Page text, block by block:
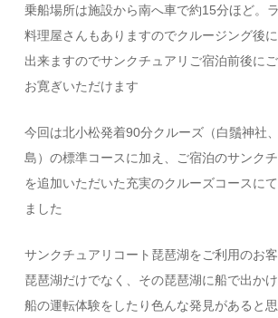
乗船場所は施設から南へ車で約15分ほど。
料理屋さんもありますのでクルージング後
出来ますのでサンクチュアリご宿泊前後に
お寛ぎいただけます
今回は北小松発着90分クルーズ（白鬚神社
島）の標準コースに加え、ご宿泊のサンク
を追加いただいた充実のクルーズコースに
ました
サンクチュアリコート琵琶湖をご利用のお
琵琶湖だけでなく、その琵琶湖に船で出かけ
船の運転体験をしたり色んな発見があると